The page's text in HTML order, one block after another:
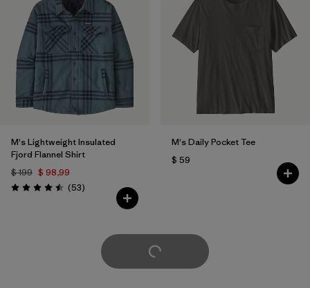
M's Lightweight Insulated
Fjord Flannel Shirt
$ 199 $ 98,99
Valoración: 4.5 / 5
(53Comentarios
)
M's Daily Pocket Tee
$ 59
Cargar Más